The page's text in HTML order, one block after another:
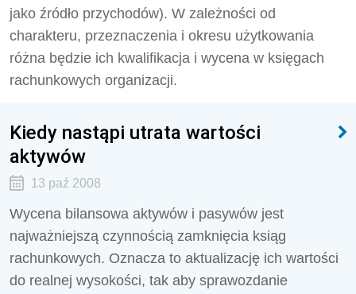
jako źródło przychodów). W zależności od
charakteru, przeznaczenia i okresu użytkowania
różna będzie ich kwalifikacja i wycena w księgach
rachunkowych organizacji.
Kiedy nastąpi utrata wartości
aktywów
13 paź 2008
Wycena bilansowa aktywów i pasywów jest
najważniejszą czynnością zamknięcia ksiąg
rachunkowych. Oznacza to aktualizację ich wartości
do realnej wysokości, tak aby sprawozdanie